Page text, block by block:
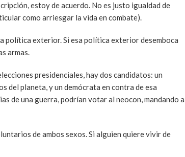
estoy de acuerdo. No es justo igualdad de
como arriesgar la vida en combate).
política exterior. Si esa política exterior desemboca
armas.
presidenciales, hay dos candidatos: un
del planeta, y un demócrata en contra de esa
de una guerra, podrían votar al neocon, mandando a
de ambos sexos. Si alguien quiere vivir de